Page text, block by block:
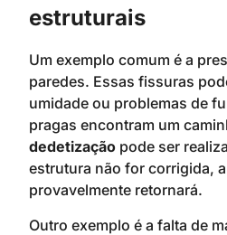
estruturais
Um exemplo comum é a
paredes. Essas fissuras
umidade ou problemas de
pragas encontram um
dedetização pode ser
estrutura não for corrigida,
provavelmente retornará.
Outro exemplo é a falta de